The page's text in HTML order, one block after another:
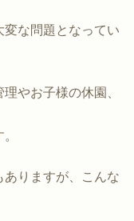
な問題となってい
やお子様の休園、
りますが、こんな